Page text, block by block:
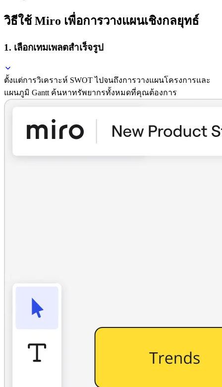
วิธีใช้ Miro เพื่อการวางแผนเชิงกลยุทธ์
1. เลือกเทมเพลตสำเร็จรูป
ตั้งแต่การวิเคราะห์ SWOT ไปจนถึงการวางแผนโครงการและ
แผนภูมิ Gantt ค้นหาทรัพยากรทั้งหมดที่คุณต้องการ